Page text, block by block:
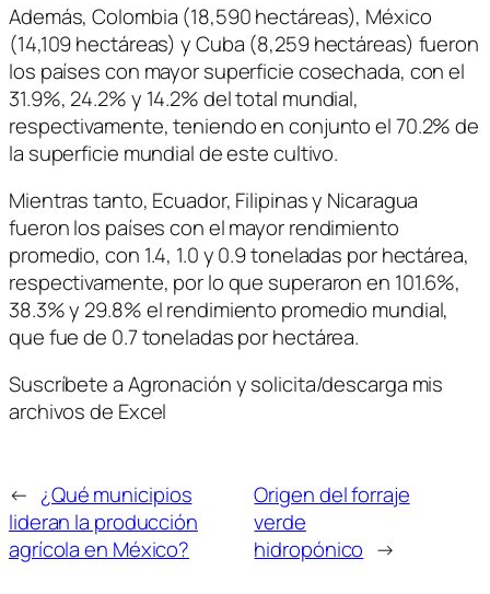
Además, Colombia (18,590 hectáreas), México
(14,109 hectáreas) y Cuba (8,259 hectáreas) fueron
los países con mayor superficie cosechada, con el
31.9%, 24.2% y 14.2% del total mundial,
respectivamente, teniendo en conjunto el 70.2% de
la superficie mundial de este cultivo.
Mientras tanto, Ecuador, Filipinas y Nicaragua
fueron los países con el mayor rendimiento
promedio, con 1.4, 1.0 y 0.9 toneladas por hectárea,
respectivamente, por lo que superaron en 101.6%,
38.3% y 29.8% el rendimiento promedio mundial,
que fue de 0.7 toneladas por hectárea.
Suscríbete a Agronación y solicita/descarga mis
archivos de Excel
← ¿Qué municipios
lideran la producción
agrícola en México?
Origen del forraje
verde
hidropónico →